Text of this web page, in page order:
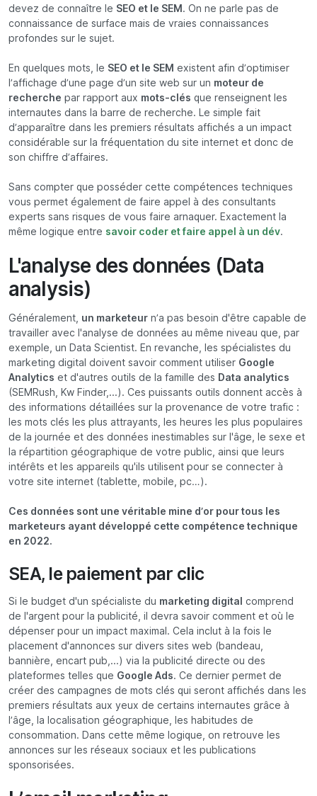
devez de connaître le SEO et le SEM . On ne parle pas de
connaissance de surface mais de vraies connaissances
profondes sur le sujet.
En quelques mots, le SEO et le SEM existent afin d’optimiser
l’affichage d’une page d’un site web sur un moteur de
recherche par rapport aux mots-clés que renseignent les
internautes dans la barre de recherche. Le simple fait
d’apparaître dans les premiers résultats affichés a un impact
considérable sur la fréquentation du site internet et donc de
son chiffre d’affaires.
Sans compter que posséder cette compétences techniques
vous permet également de faire appel à des consultants
experts sans risques de vous faire arnaquer. Exactement la
même logique entre savoir coder et faire appel à un dév.
L'analyse des données (Data
analysis)
Généralement, un marketeur n’a pas besoin d'être capable de
travailler avec l'analyse de données au même niveau que, par
exemple, un Data Scientist. En revanche, les spécialistes du
marketing digital doivent savoir comment utiliser Google
Analytics et d'autres outils de la famille des Data analytics
(SEMRush, Kw Finder,...). Ces puissants outils donnent accès à
des informations détaillées sur la provenance de votre trafic :
les mots clés les plus attrayants, les heures les plus populaires
de la journée et des données inestimables sur l'âge, le sexe et
la répartition géographique de votre public, ainsi que leurs
intérêts et les appareils qu'ils utilisent pour se connecter à
votre site internet (tablette, mobile, pc…).
Ces données sont une véritable mine d’or pour tous les
marketeurs ayant développé cette compétence technique
en 2022.
SEA, le paiement par clic
Si le budget d'un spécialiste du marketing digital comprend
de l'argent pour la publicité, il devra savoir comment et où le
dépenser pour un impact maximal. Cela inclut à la fois le
placement d'annonces sur divers sites web (bandeau,
bannière, encart pub,...) via la publicité directe ou des
plateformes telles que Google Ads. Ce dernier permet de
créer des campagnes de mots clés qui seront affichés dans les
premiers résultats aux yeux de certains internautes grâce à
l’âge, la localisation géographique, les habitudes de
consommation. Dans cette même logique, on retrouve les
annonces sur les réseaux sociaux et les publications
sponsorisées.